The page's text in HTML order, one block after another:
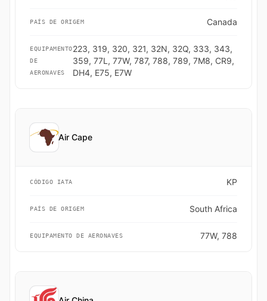
PAÍS DE ORIGEM Canada
EQUIPAMENTO
DE
AERONAVES
223, 319, 320, 321, 32N, 32Q, 333, 343,
359, 77L, 77W, 787, 788, 789, 7M8, CR9,
DH4, E75, E7W
Air Cape
CÓDIGO IATA KP
PAÍS DE ORIGEM South Africa
EQUIPAMENTO DE AERONAVES 77W, 788